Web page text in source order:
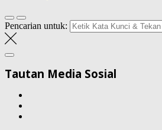
Pencarian untuk:
Tautan Media Sosial